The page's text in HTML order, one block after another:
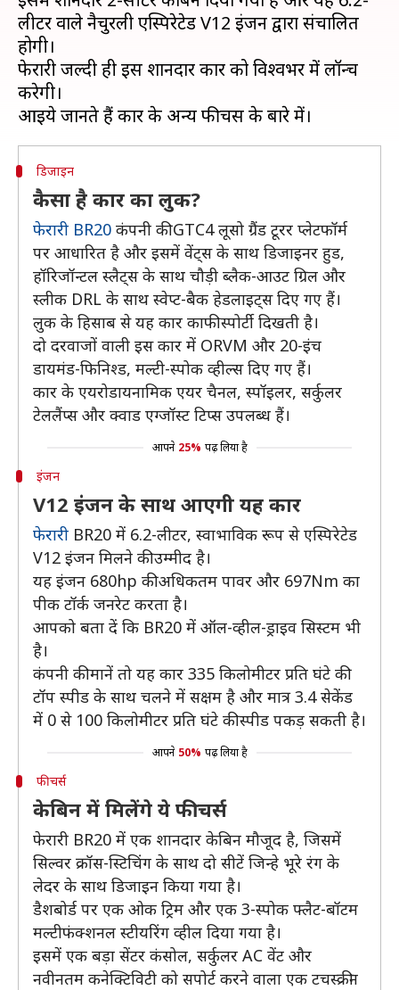
लीटर वाले नैचुरली एस्पिरेटेड V12 इंजन द्वारा संचालित
होगी।
फेरारी जल्दी ही इस शानदार कार को विश्वभर में लॉन्च
करेगी।
डिजाइन
कैसा है कार का लुक?
फेरारी BR20 कंपनी की GTC4 लूसो ग्रैंड टूरर प्लेटफॉर्म
पर आधारित है और इसमें वेंट्स के साथ डिजाइनर हुड,
हॉरिजॉन्टल स्लैट्स के साथ चौड़ी ब्लैक-आउट ग्रिल और
स्लीक DRL के साथ स्वेप्ट-बैक हेडलाइट्स दिए गए हैं।
लुक के हिसाब से यह कार काफी स्पोर्टी दिखती है।
दो दरवाजों वाली इस कार में ORVM और 20-इंच
डायमंड-फिनिश्ड, मल्टी-स्पोक व्हील्स दिए गए हैं।
कार के एयरोडायनामिक एयर चैनल, स्पॉइलर, सर्कुलर
टेललैंप्स और क्वाड एग्जॉस्ट टिप्स उपलब्ध हैं।
आपने 25% पढ़ लिया है
इंजन
V12 इंजन के साथ आएगी यह कार
फेरारी BR20 में 6.2-लीटर, स्वाभाविक रूप से एस्पिरेटेड
V12 इंजन मिलने की उम्मीद है।
यह इंजन 680hp की अधिकतम पावर और 697Nm का
पीक टॉर्क जनरेट करता है।
आपको बता दें कि BR20 में ऑल-व्हील-ड्राइव सिस्टम भी
है।
कंपनी की मानें तो यह कार 335 किलोमीटर प्रति घंटे की
टॉप स्पीड के साथ चलने में सक्षम है और मात्र 3.4 सेकेंड
में 0 से 100 किलोमीटर प्रति घंटे की स्पीड पकड़ सकती है।
आपने 50% पढ़ लिया है
फीचर्स
केबिन में मिलेंगे ये फीचर्स
फेरारी BR20 में एक शानदार केबिन मौजूद है, जिसमें
सिल्वर क्रॉस-स्टिचिंग के साथ दो सीटें जिन्हे भूरे रंग के
लेदर के साथ डिजाइन किया गया है।
डैशबोर्ड पर एक ओक ट्रिम और एक 3-स्पोक फ्लैट-बॉटम
मल्टीफंक्शनल स्टीयरिंग व्हील दिया गया है।
इसमें एक बड़ा सेंटर कंसोल, सर्कुलर AC वेंट और
नवीनतम कनेक्टिविटी को सपोर्ट करने वाला एक टचस्क्रीन